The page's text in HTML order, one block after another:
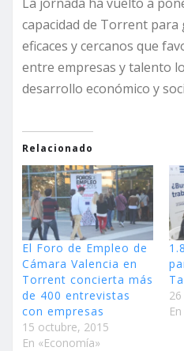
capacidad de Torrent
eficaces y cercanos que
entre empresas y talento
desarrollo económico y
Relacionado
El Foro de Empleo de
Cámara Valencia en
Torrent concierta más
de 400 entrevistas
con empresas
15 octubre, 2015
En «Economía»